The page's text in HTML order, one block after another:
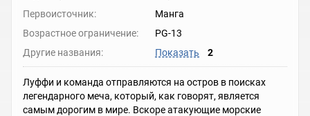
Первоисточник:
Манга
Возрастное ограничение:
PG-13
Другие названия:
Показать 2
Луффи и команда отправляются на остров в поисках
легендарного меча, который, как говорят, является
самым дорогим в мире. Вскоре атакующие морские